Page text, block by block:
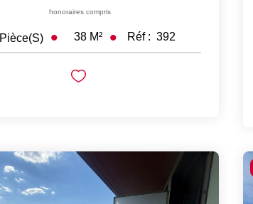
honoraires compris
Pièce(s) 38 M² Réf : 392